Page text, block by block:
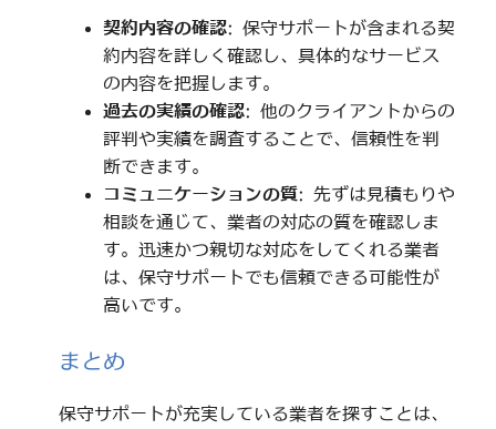
契約内容の確認: 保守サポートが含まれる契
約内容を詳しく確認し、具体的なサービス
の内容を把握します。
過去の実績の確認: 他のクライアントからの
評判や実績を調査することで、信頼性を判
断できます。
コミュニケーションの質: 先ずは見積もりや
相談を通じて、業者の対応の質を確認しま
す。迅速かつ親切な対応をしてくれる業者
は、保守サポートでも信頼できる可能性が
高いです。
まとめ
保守サポートが充実している業者を探すことは、